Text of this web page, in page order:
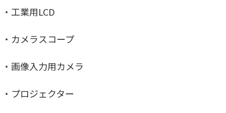
・工業用LCD
・カメラスコープ
・画像入力用カメラ
・プロジェクター